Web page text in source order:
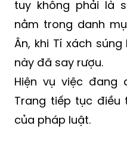
mà Tí dùng để bắn
là loại súng hoa
tuy không phải là
nằm trong danh
Ân, khi Tí xách
này đã say rượu.
Hiện vụ việc đang